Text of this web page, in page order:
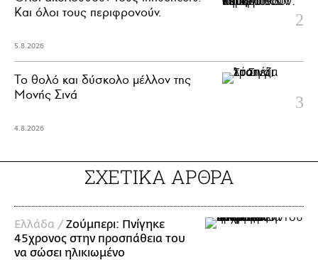
Και όλοι τους περιφρονούν.
5.8.2026
Το θολό και δύσκολο μέλλον της
Μονής Σινά
4.8.2026
ΣΧΕΤΙΚΑ ΑΡΘΡΑ
Ελλάδα /Ζούμπερι: Πνίγηκε
45χρονος στην προσπάθεια του
να σώσει ηλικιωμένο